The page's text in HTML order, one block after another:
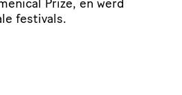
Prize, en werd
festivals.